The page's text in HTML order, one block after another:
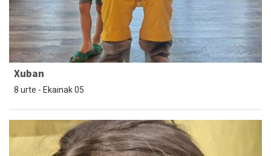
Xuban
8 urte - Ekainak 05